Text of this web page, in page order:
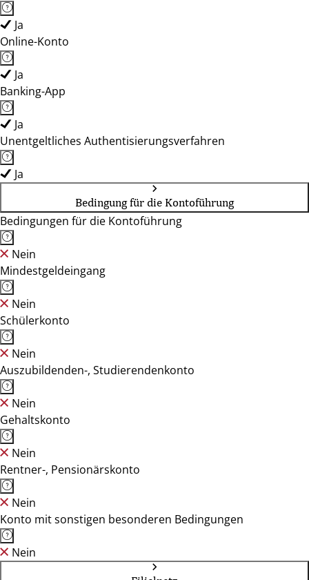
Ja
Online-Konto
Ja
Banking-App
Ja
Unentgeltliches Authentisierungsverfahren
Ja
Bedingung für die Kontoführung
Bedingungen für die Kontoführung
Nein
Mindestgeldeingang
Nein
Schülerkonto
Nein
Auszubildenden-, Studierendenkonto
Nein
Gehaltskonto
Nein
Rentner-, Pensionärskonto
Nein
Konto mit sonstigen besonderen Bedingungen
Nein